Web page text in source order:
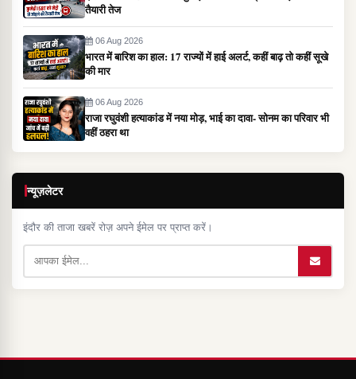
तैयारी तेज
06 Aug 2026
भारत में बारिश का हाल: 17 राज्यों में हाई अलर्ट, कहीं बाढ़ तो कहीं सूखे
की मार
06 Aug 2026
राजा रघुवंशी हत्याकांड में नया मोड़, भाई का दावा- सोनम का परिवार भी
वहीं ठहरा था
न्यूज़लेटर
इंदौर की ताजा खबरें रोज़ अपने ईमेल पर प्राप्त करें।